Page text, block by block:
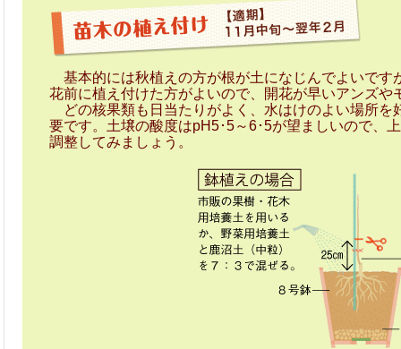
基本的には秋植えの方が根が土になじんでよいです
花前に植え付けた方がよいので、開花が早いアンズや
どの核果類も日当たりがよく、水はけのよい場所を
要です。土壌の酸度はpH5･5～6･5が望ましいので、
調整してみましょう。